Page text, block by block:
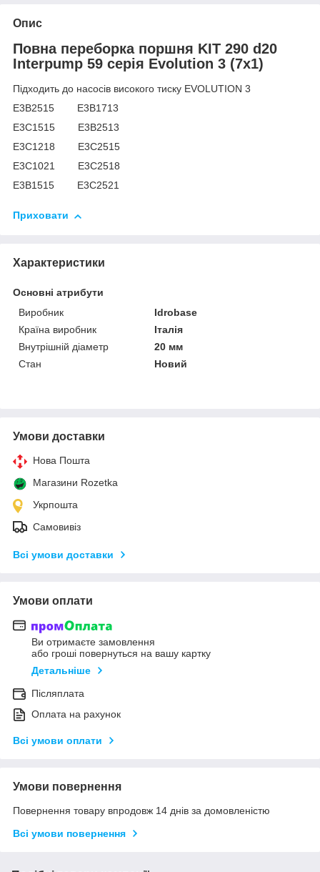
Опис
Повна переборка поршня KIT 290 d20
Interpump 59 серія Evolution 3 (7x1)
Підходить до насосів високого тиску EVOLUTION 3
E3B2515 E3B1713
E3C1515 E3B2513
E3C1218 E3C2515
E3C1021 E3C2518
E3B1515 E3C2521
Приховати
Характеристики
Основні атрибути
Виробник
Idrobase
Країна виробник
Італія
Внутрішній діаметр
20 мм
Стан
Новий
Умови доставки
Нова Пошта
Магазини Rozetka
Укрпошта
Самовивіз
Всі умови доставки
Умови оплати
Ви отримаєте замовлення
або гроші повернуться на вашу картку
Детальніше
Післяплата
Оплата на рахунок
Всі умови оплати
Умови повернення
Повернення товару впродовж 14 днів за домовленістю
Всі умови повернення